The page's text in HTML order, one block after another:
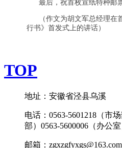
最后，祝首枚宣纸特种邮票
（作文为胡文军总经理在
行书》首发式上的讲话）
TOP
地址：安徽省泾县乌溪
电话：0563-5601218（市
部）0563-5600006（办公
邮箱：zgxzgfyxgs@163.com